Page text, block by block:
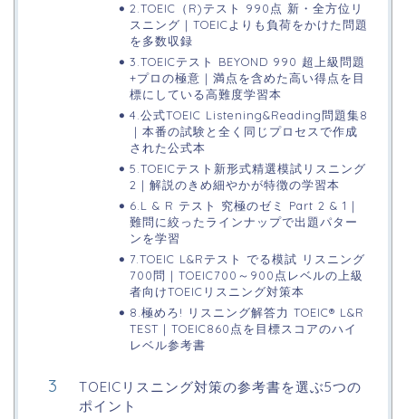
2.TOEIC（R)テスト 990点 新・全方位リ
スニング｜TOEICよりも負荷をかけた問題
を多数収録
3.TOEICテスト BEYOND 990 超上級問題
+プロの極意｜満点を含めた高い得点を目
標にしている高難度学習本
4.公式TOEIC Listening&Reading問題集8
｜本番の試験と全く同じプロセスで作成
された公式本
5.TOEICテスト新形式精選模試リスニング
2｜解説のきめ細やかが特徴の学習本
6.L & R テスト 究極のゼミ Part 2 & 1｜
難問に絞ったラインナップで出題パター
ンを学習
7.TOEIC L&Rテスト でる模試 リスニング
700問｜TOEIC700～900点レベルの上級
者向けTOEICリスニング対策本
8.極めろ! リスニング解答力 TOEIC® L&R
TEST｜TOEIC860点を目標スコアのハイ
レベル参考書
TOEICリスニング対策の参考書を選ぶ5つの
ポイント